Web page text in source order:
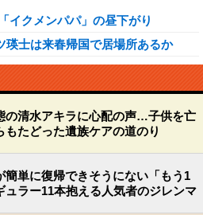
イクメンパパ」の昼下がり
瑛士は来春帰国で居場所あるか
の清水アキラに心配の声…子供を亡
もたどった遺族ケアの道のり
簡単に復帰できそうにない「もう1
ラー11本抱える人気者のジレンマ